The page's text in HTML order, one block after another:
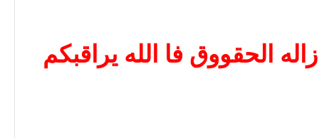
الحقووق فا الله يراقبكم